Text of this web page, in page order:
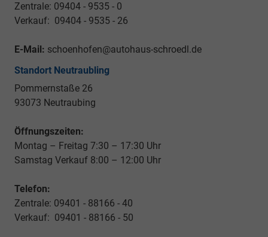
Zentrale: 09404 - 9535 - 0
Verkauf: 09404 - 9535 - 26
E-Mail: schoenhofen@autohaus-schroedl.de
Standort Neutraubling
Pommernstaße 26
93073 Neutraubing
Öffnungszeiten:
Montag – Freitag 7:30 – 17:30 Uhr
Samstag Verkauf 8:00 – 12:00 Uhr
Telefon:
Zentrale: 09401 - 88166 - 40
Verkauf: 09401 - 88166 - 50